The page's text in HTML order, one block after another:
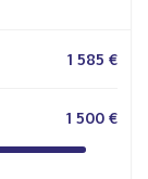
1 585 €
1 500 €